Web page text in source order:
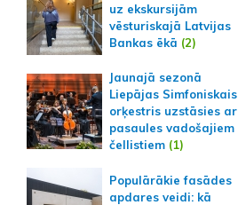
uz ekskursijām
vēsturiskajā Latvijas
Bankas ēkā (2)
Jaunajā sezonā
Liepājas Simfoniskais
orķestris uzstāsies ar
pasaules vadošajiem
čellistiem(1)
Populārākie fasādes
apdares veidi: kā